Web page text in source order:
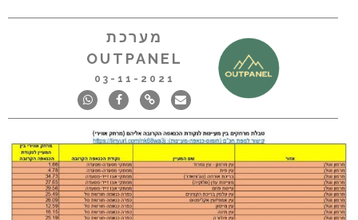
מערכת
OUTPANEL
03-11-2021